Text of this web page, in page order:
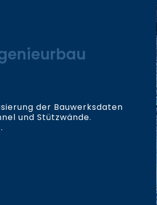
der Bauwerksdaten
und Stützwände.